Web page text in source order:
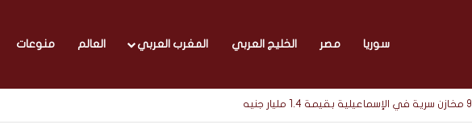
سوريا مصر الخليج العربي المغرب العربي العالم منوعات